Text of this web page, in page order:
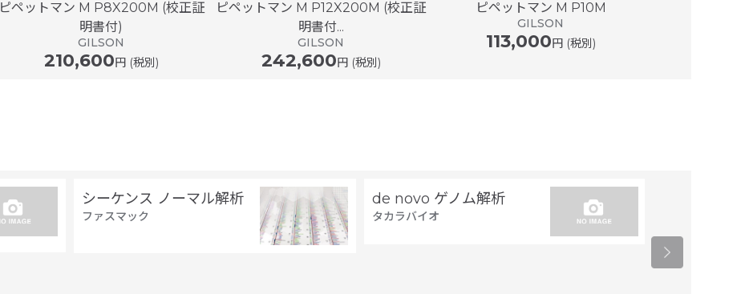
ピペットマン M P8X200M (校正証
明書付)
GILSON
210,600円 (税別)
ピペットマン M P12X200M (校正証
明書付...
GILSON
242,600円 (税別)
ピペットマン M P10M
GILSON
113,000円 (税別)
シーケンス ノーマル解析
ファスマック
de novo ゲノム解析
タカラバイオ
タカラバイオ